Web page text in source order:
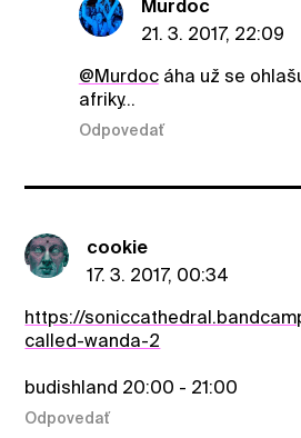
Murdoc
21. 3. 2017, 22:09
@Murdocáha už se
afriky...
Odpovedať
cookie
17. 3. 2017, 00:34
https://
called-wanda-2
budishland 20:00 - 21:00
Odpovedať